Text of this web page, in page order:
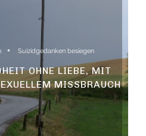
Suizidgedanken besiegen
OHNE LIEBE, MIT
MISSBRAUCH